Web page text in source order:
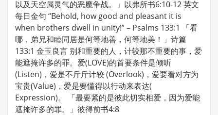
以及天空属灵气的恶魔争战。」以弗所书6:10-12 英文
每日金句 “Behold, how good and pleasant it is
when brothers dwell in unity!” – Psalms 133:1 「看
哪，弟兄和睦同居是何等地善，何等地美！」诗篇
133:1 金玉良言 别和重要的人，计较那不重要的事，爱
能遮掩许多的罪。爱(LOVE)的首要条件是倾听
(Listen)，爱是不斤斤计较 (Overlook)，爱要看对方为
宝贵(Value)，爱是要懂得以行动来表达(
Expression)。 「最要紧的是彼此切实相爱，因为爱能
遮掩许多的罪。」彼得前书4:8